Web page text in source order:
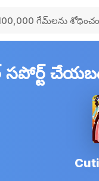
సపోర్ట్